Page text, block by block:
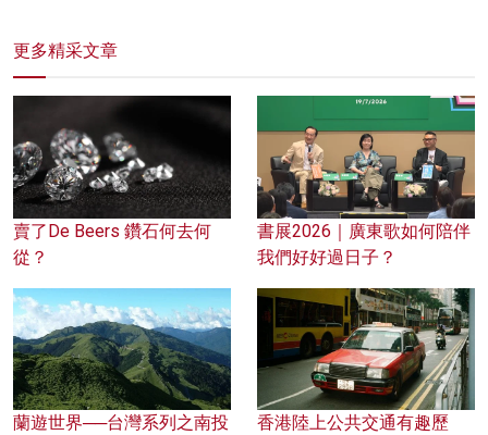
更多精采文章
賣了De Beers 鑽石何去何
從？
書展2026｜廣東歌如何陪伴
我們好好過日子？
蘭遊世界──台灣系列之南投
香港陸上公共交通有趣歷